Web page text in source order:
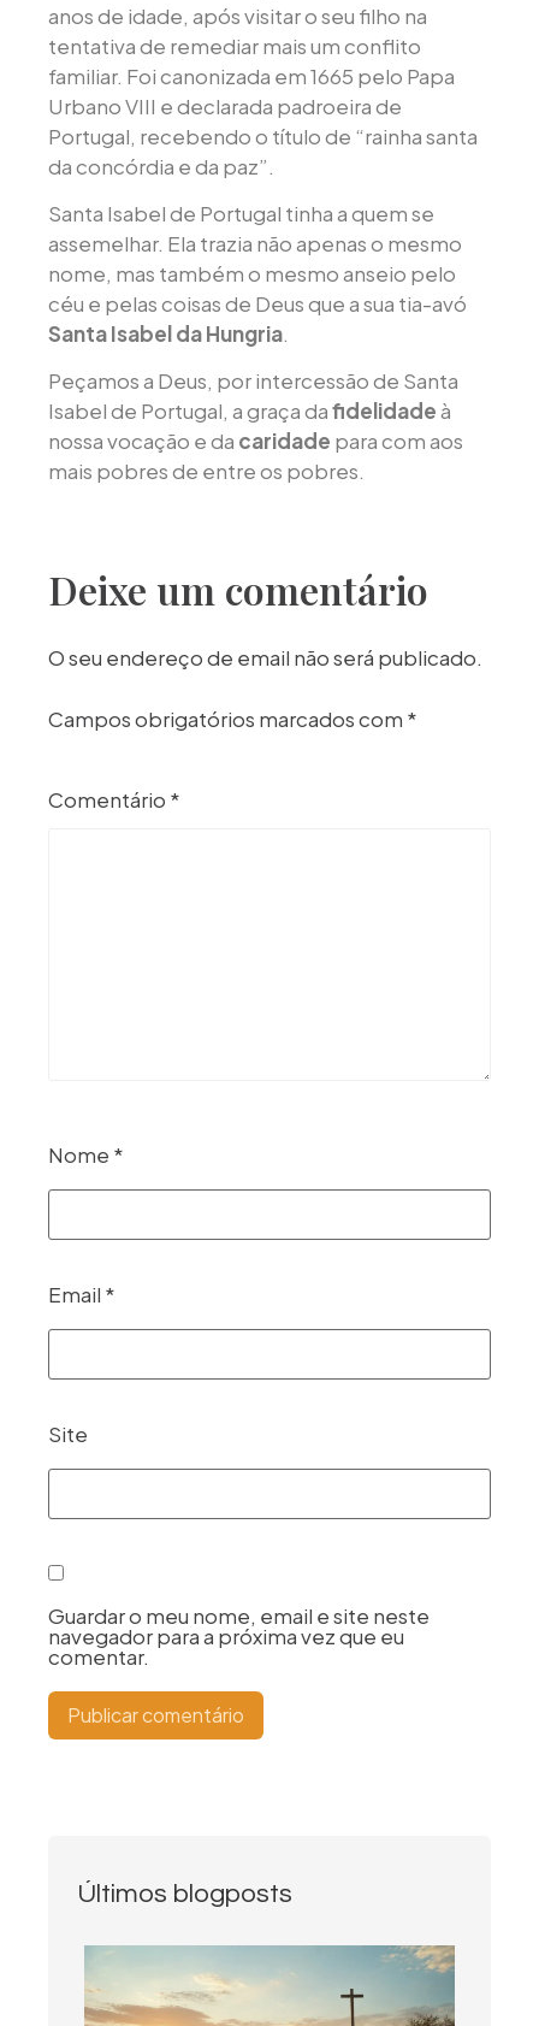
anos de idade, após visitar o seu filho na
tentativa de remediar mais um conflito
familiar. Foi canonizada em 1665 pelo Papa
Urbano VIII e declarada padroeira de
Portugal, recebendo o título de “rainha santa
da concórdia e da paz”.
Santa Isabel de Portugal tinha a quem se
assemelhar. Ela trazia não apenas o mesmo
nome, mas também o mesmo anseio pelo
céu e pelas coisas de Deus que a sua tia-avó
Santa Isabel da Hungria.
Peçamos a Deus, por intercessão de Santa
Isabel de Portugal, a graça dafidelidadeà
nossa vocação e da caridade para com aos
mais pobres de entre os pobres.
Deixe um comentário
O seu endereço de email não será publicado.
Campos obrigatórios marcados com *
Comentário *
Nome *
Email *
Site
Guardar o meu nome, email e site neste
navegador para a próxima vez que eu
comentar.
Últimos blogposts